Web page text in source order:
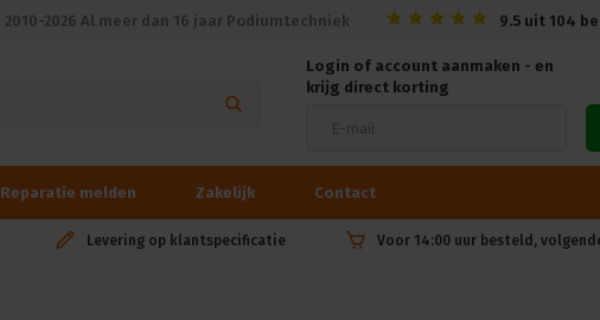
2010-2026 Al meer dan 16 jaar Podiumtechniek 9.5 uit 104
Login of account aanmaken - en
krijg direct korting
Reparatie melden Zakelijk Contact
Levering op klantspecificatie Voor 14:00 uur besteld,